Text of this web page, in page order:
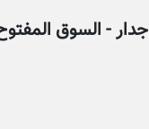
- السوق